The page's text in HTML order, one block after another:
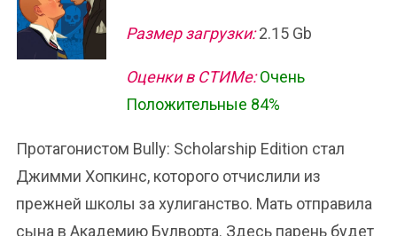
Размер загрузки:2.15 Gb
Оценки в СТИМе: Очень
Положительные 84%
Протагонистом Bully: Scholarship Edition стал
Джимми Хопкинс, которого отчислили из
прежней школы за хулиганство. Мать отправила
сына в Академию Булворта. Здесь парень будет